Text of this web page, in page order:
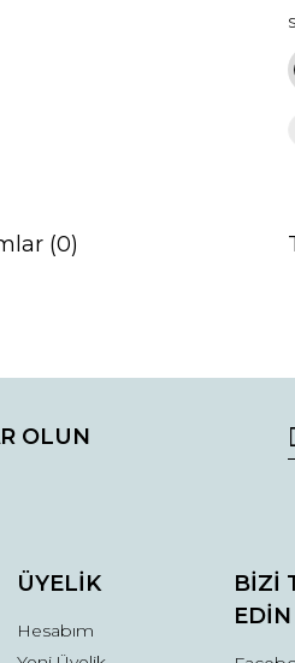
(0)
Yorum
OLUN
ÜYELİK
Hesabım
BİZİ
EDİN